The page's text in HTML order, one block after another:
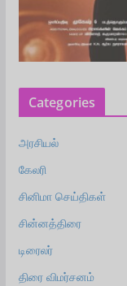
Categories
அரசியல்
கேலரி
சினிமா செய்திகள்
சின்னத்திரை
டிரைலர்
திரை விமர்சனம்